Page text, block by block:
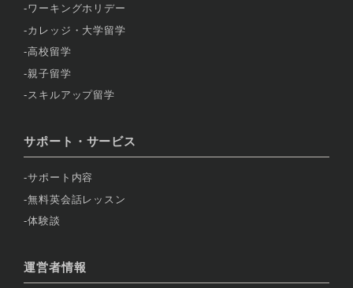
ワーキングホリデー
カレッジ・大学留学
高校留学
親子留学
スキルアップ留学
サポート・サービス
サポート内容
無料英会話レッスン
体験談
運営者情報